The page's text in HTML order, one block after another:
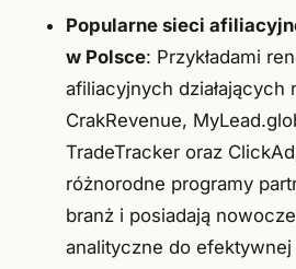
Popularne sieci
w Polsce: Przykładami
afiliacyjnych działających
CrakRevenue,
TradeTracker oraz
różnorodne programy
branż i posiadają
analityczne do